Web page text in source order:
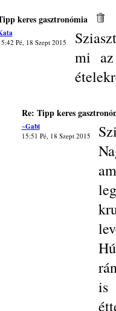
keres gasztronómia
Pé, 18 Szept 2015
mi
Re: Tipp keres
~Gabi
15:51 Pé, 18 Szept 2015
is